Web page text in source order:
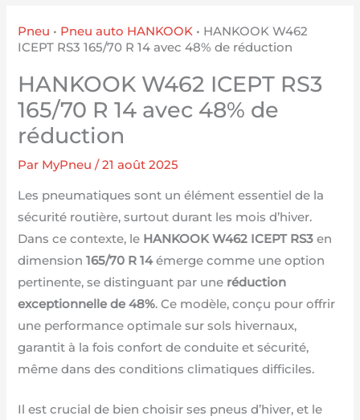
Pneu • Pneu auto HANKOOK • HANKOOK W462
ICEPT RS3 165/70 R 14 avec 48% de réduction
HANKOOK W462 ICEPT RS3
165/70 R 14 avec 48% de
réduction
Par MyPneu/21 août 2025
Les pneumatiques sont un élément essentiel de la
sécurité routière, surtout durant les mois d’hiver.
Dans ce contexte, le HANKOOK W462 ICEPT RS3 en
dimension165/70 R 14émerge comme une option
pertinente, se distinguant par une réduction
exceptionnelle de 48%. Ce modèle, conçu pour offrir
une performance optimale sur sols hivernaux,
garantit à la fois confort de conduite et sécurité,
même dans des conditions climatiques difficiles.
Il est crucial de bien choisir ses pneus d’hiver, et le